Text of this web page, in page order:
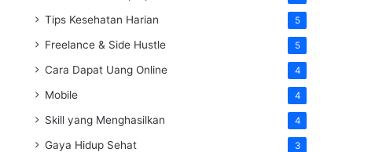
Tips Kesehatan Harian 5
Freelance & Side Hustle 5
Cara Dapat Uang Online 4
Mobile 4
Skill yang Menghasilkan 4
Gaya Hidup Sehat 3